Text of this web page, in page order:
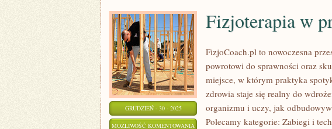
GRUDZIEŃ - 30 - 2025
MOŻLIWOŚĆ KOMENTOWANIA FIZJOTERAPIA
Fizjoterapia w
FizjoCoach.pl to nowoczesna
powrotowi do sprawności oraz
miejsce, w którym praktyka
zdrowia staje się realny do
organizmu i uczy, jak
Polecamy kategorie: Zabiegi i